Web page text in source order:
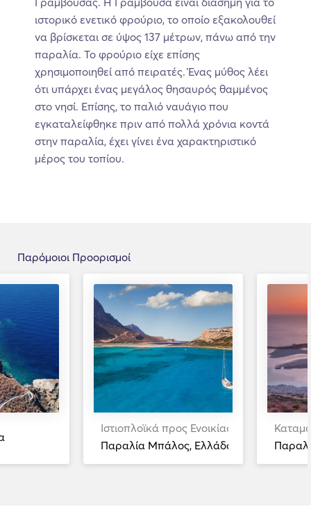
ιστορικό ενετικό φρούριο, το οποίο εξακολουθεί
να βρίσκεται σε ύψος 137 μέτρων, πάνω από την
παραλία. Το φρούριο είχε επίσης
χρησιμοποιηθεί από πειρατές. Ένας μύθος λέει
ότι υπάρχει ένας μεγάλος θησαυρός θαμμένος
στο νησί. Επίσης, το παλιό ναυάγιο που
εγκαταλείφθηκε πριν από πολλά χρόνια κοντά
στην παραλία, έχει γίνει ένα χαρακτηριστικό
μέρος του τοπίου.
Παρόμοιοι Προορισμοί
Ιστιοπλοϊκά προς Ενοικίαση
Παραλία Μπάλος, Ελλάδα